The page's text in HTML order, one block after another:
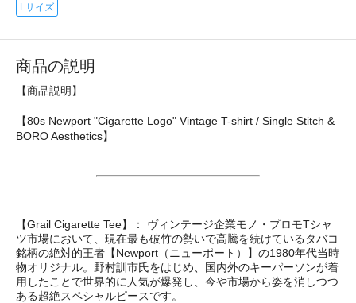
Lサイズ
商品の説明
【商品説明】
【80s Newport "Cigarette Logo" Vintage T-shirt / Single Stitch &
BORO Aesthetics】
【Grail Cigarette Tee】： ヴィンテージ企業モノ・プロモTシャ
ツ市場において、現在最も破竹の勢いで高騰を続けているタバコ
銘柄の絶対的王者【Newport（ニューポート）】の1980年代当時
物オリジナル。野村訓市氏をはじめ、国内外のキーパーソンが着
用したことで世界的に人気が爆発し、今や市場から姿を消しつつ
ある超絶スペシャルピースです。